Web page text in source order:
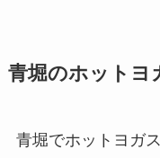
青堀のホットヨ
青堀でホットヨガ